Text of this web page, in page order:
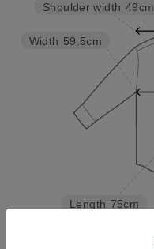
Length 75cm
Width 59.5cm
Shoulder width 49cm